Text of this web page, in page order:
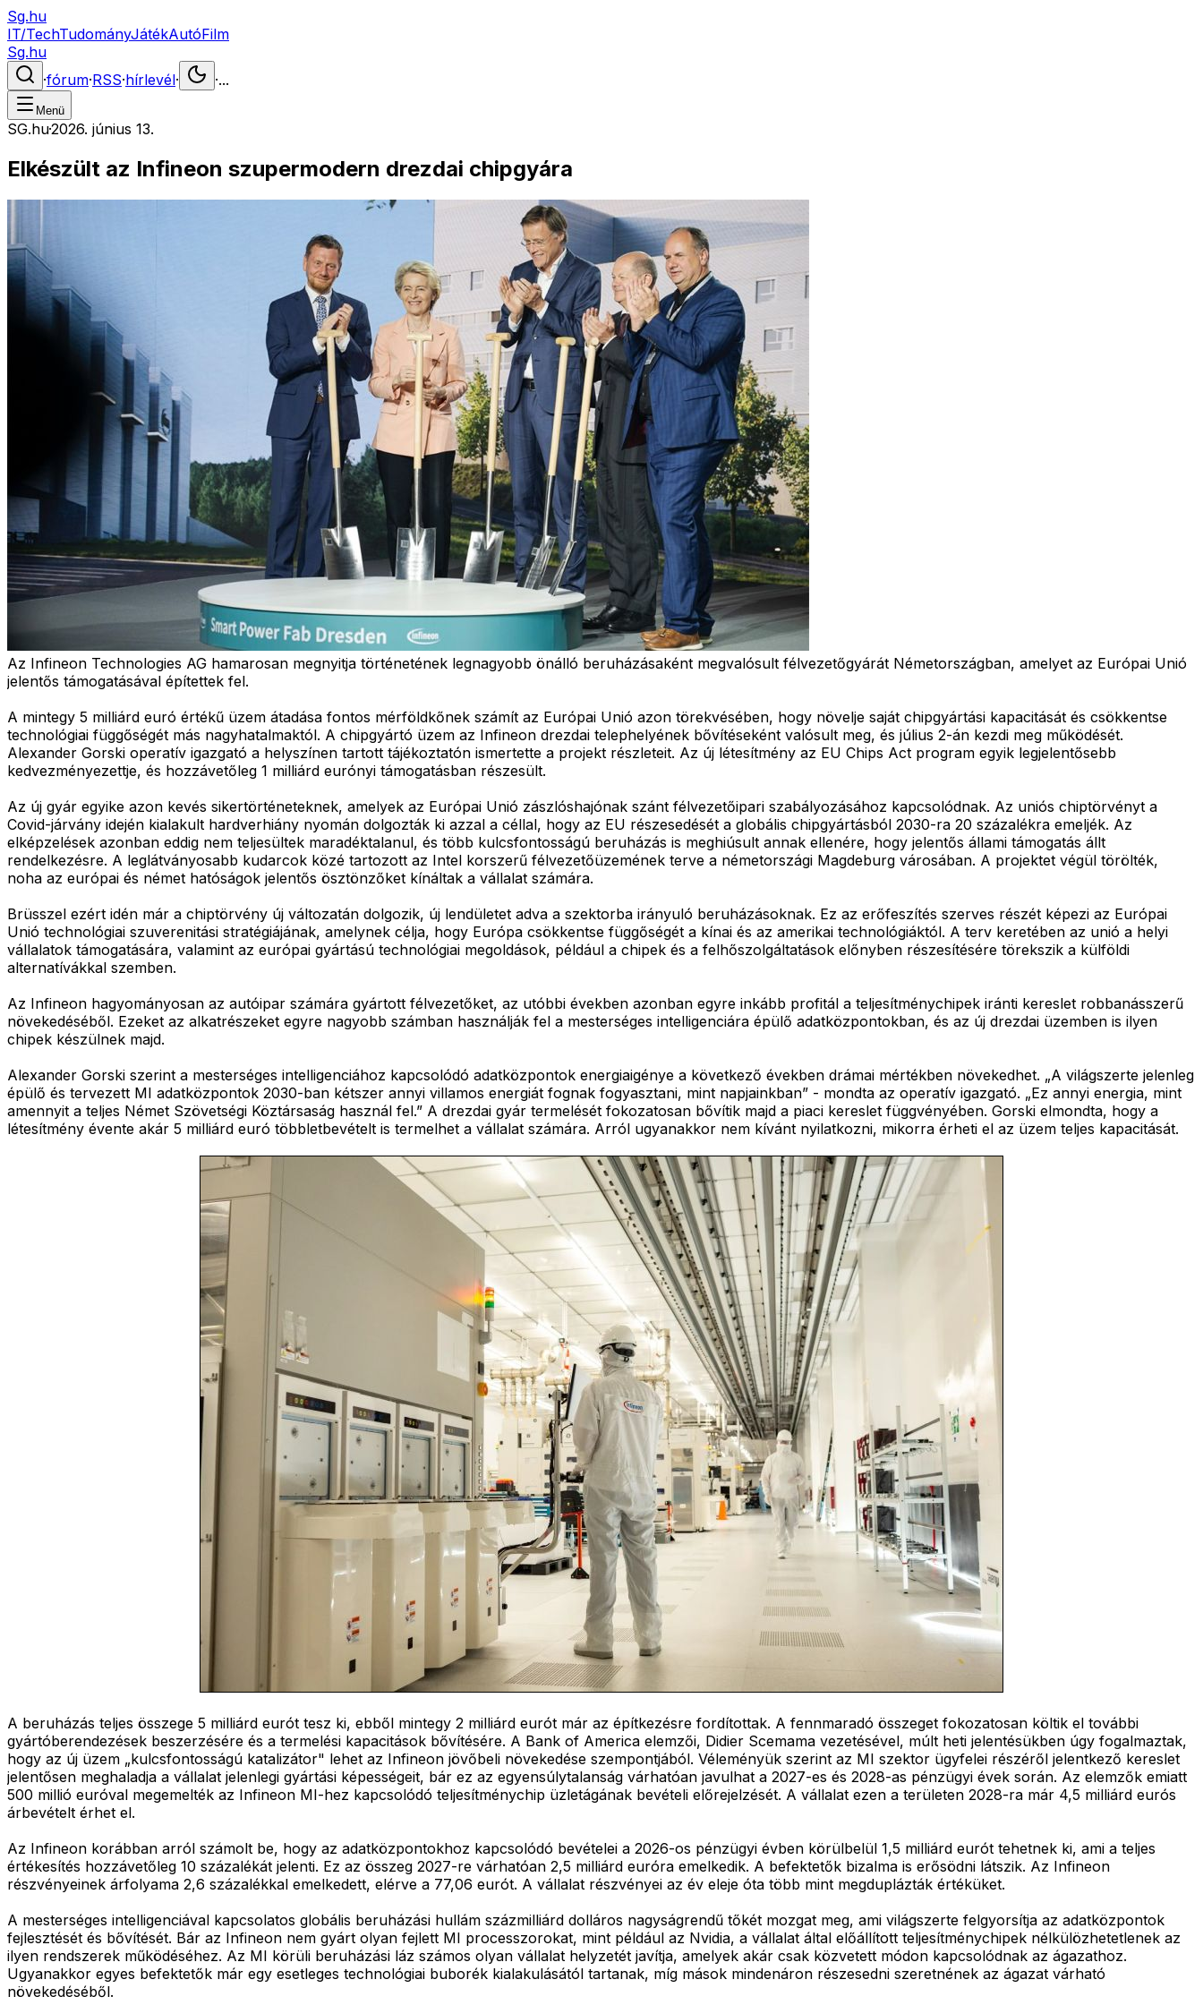
Sg.hu
IT/TechTudományJátékAutóFilm
Sg.hu
·fórum·RSS·hírlevél· ·...
Menü
SG.hu·2026. június 13.
Elkészült az Infineon szupermodern drezdai chipgyára
Az Infineon Technologies AG hamarosan megnyitja történetének legnagyobb önálló beruházásaként megvalósult félvezetőgyárát Németországban, amelyet az Európai Unió
jelentős támogatásával építettek fel.
A mintegy 5 milliárd euró értékű üzem átadása fontos mérföldkőnek számít az Európai Unió azon törekvésében, hogy növelje saját chipgyártási kapacitását és csökkentse
technológiai függőségét más nagyhatalmaktól. A chipgyártó üzem az Infineon drezdai telephelyének bővítéseként valósult meg, és július 2-án kezdi meg működését.
Alexander Gorski operatív igazgató a helyszínen tartott tájékoztatón ismertette a projekt részleteit. Az új létesítmény az EU Chips Act program egyik legjelentősebb
kedvezményezettje, és hozzávetőleg 1 milliárd eurónyi támogatásban részesült.
Az új gyár egyike azon kevés sikertörténeteknek, amelyek az Európai Unió zászlóshajónak szánt félvezetőipari szabályozásához kapcsolódnak. Az uniós chiptörvényt a
Covid-járvány idején kialakult hardverhiány nyomán dolgozták ki azzal a céllal, hogy az EU részesedését a globális chipgyártásból 2030-ra 20 százalékra emeljék. Az
elképzelések azonban eddig nem teljesültek maradéktalanul, és több kulcsfontosságú beruházás is meghiúsult annak ellenére, hogy jelentős állami támogatás állt
rendelkezésre. A leglátványosabb kudarcok közé tartozott az Intel korszerű félvezetőüzemének terve a németországi Magdeburg városában. A projektet végül törölték,
noha az európai és német hatóságok jelentős ösztönzőket kínáltak a vállalat számára.
Brüsszel ezért idén már a chiptörvény új változatán dolgozik, új lendületet adva a szektorba irányuló beruházásoknak. Ez az erőfeszítés szerves részét képezi az Európai
Unió technológiai szuverenitási stratégiájának, amelynek célja, hogy Európa csökkentse függőségét a kínai és az amerikai technológiáktól. A terv keretében az unió a helyi
vállalatok támogatására, valamint az európai gyártású technológiai megoldások, például a chipek és a felhőszolgáltatások előnyben részesítésére törekszik a külföldi
alternatívákkal szemben.
Az Infineon hagyományosan az autóipar számára gyártott félvezetőket, az utóbbi években azonban egyre inkább profitál a teljesítménychipek iránti kereslet robbanásszerű
növekedéséből. Ezeket az alkatrészeket egyre nagyobb számban használják fel a mesterséges intelligenciára épülő adatközpontokban, és az új drezdai üzemben is ilyen
chipek készülnek majd.
Alexander Gorski szerint a mesterséges intelligenciához kapcsolódó adatközpontok energiaigénye a következő években drámai mértékben növekedhet. „A világszerte jelenleg
épülő és tervezett MI adatközpontok 2030-ban kétszer annyi villamos energiát fognak fogyasztani, mint napjainkban” - mondta az operatív igazgató. „Ez annyi energia, mint
amennyit a teljes Német Szövetségi Köztársaság használ fel.” A drezdai gyár termelését fokozatosan bővítik majd a piaci kereslet függvényében. Gorski elmondta, hogy a
létesítmény évente akár 5 milliárd euró többletbevételt is termelhet a vállalat számára. Arról ugyanakkor nem kívánt nyilatkozni, mikorra érheti el az üzem teljes kapacitását.
A beruházás teljes összege 5 milliárd eurót tesz ki, ebből mintegy 2 milliárd eurót már az építkezésre fordítottak. A fennmaradó összeget fokozatosan költik el további
gyártóberendezések beszerzésére és a termelési kapacitások bővítésére. A Bank of America elemzői, Didier Scemama vezetésével, múlt heti jelentésükben úgy fogalmaztak,
hogy az új üzem „kulcsfontosságú katalizátor" lehet az Infineon jövőbeli növekedése szempontjából. Véleményük szerint az MI szektor ügyfelei részéről jelentkező kereslet
jelentősen meghaladja a vállalat jelenlegi gyártási képességeit, bár ez az egyensúlytalanság várhatóan javulhat a 2027-es és 2028-as pénzügyi évek során. Az elemzők emiatt
500 millió euróval megemelték az Infineon MI-hez kapcsolódó teljesítménychip üzletágának bevételi előrejelzését. A vállalat ezen a területen 2028-ra már 4,5 milliárd eurós
árbevételt érhet el.
Az Infineon korábban arról számolt be, hogy az adatközpontokhoz kapcsolódó bevételei a 2026-os pénzügyi évben körülbelül 1,5 milliárd eurót tehetnek ki, ami a teljes
értékesítés hozzávetőleg 10 százalékát jelenti. Ez az összeg 2027-re várhatóan 2,5 milliárd euróra emelkedik. A befektetők bizalma is erősödni látszik. Az Infineon
részvényeinek árfolyama 2,6 százalékkal emelkedett, elérve a 77,06 eurót. A vállalat részvényei az év eleje óta több mint megduplázták értéküket.
A mesterséges intelligenciával kapcsolatos globális beruházási hullám százmilliárd dolláros nagyságrendű tőkét mozgat meg, ami világszerte felgyorsítja az adatközpontok
fejlesztését és bővítését. Bár az Infineon nem gyárt olyan fejlett MI processzorokat, mint például az Nvidia, a vállalat által előállított teljesítménychipek nélkülözhetetlenek az
ilyen rendszerek működéséhez. Az MI körüli beruházási láz számos olyan vállalat helyzetét javítja, amelyek akár csak közvetett módon kapcsolódnak az ágazathoz.
Ugyanakkor egyes befektetők már egy esetleges technológiai buborék kialakulásától tartanak, míg mások mindenáron részesedni szeretnének az ágazat várható
növekedéséből.